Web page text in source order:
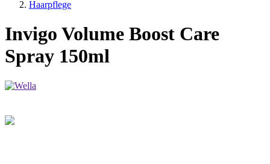
Haarpflege
Invigo Volume Boost Care
Spray 150ml